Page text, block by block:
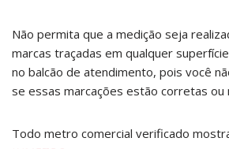
Não permita que a medição seja
marcas traçadas em qualquer
no balcão de atendimento, pois você
se essas marcações estão corretas ou
Todo metro comercial verificado